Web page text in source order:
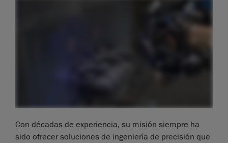
Con décadas de experiencia, su misión siempre ha
sido ofrecer soluciones de ingeniería de precisión que